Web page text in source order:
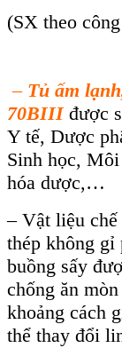
(SX theo
– Tủ ấm
70BIII được
Y tế, Dược
Sinh học,
hóa dược,…
– Vật liệu chế
thép không gỉ
buồng sấy
chống ăn
khoảng cách
thể thay đổi